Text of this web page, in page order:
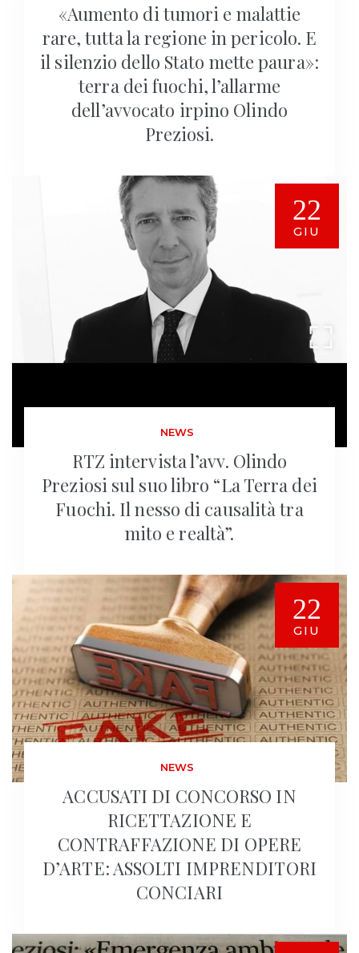
«Aumento di tumori e malattie
rare, tutta la regione in pericolo. E
il silenzio dello Stato mette paura»:
terra dei fuochi, l’allarme
dell’avvocato irpino Olindo
Preziosi.
22
GIU
NEWS
RTZ intervista l’avv. Olindo
Preziosi sul suo libro “La Terra dei
Fuochi. Il nesso di causalità tra
mito e realtà”.
22
GIU
NEWS
ACCUSATI DI CONCORSO IN
RICETTAZIONE E
CONTRAFFAZIONE DI OPERE
D’ARTE: ASSOLTI IMPRENDITORI
CONCIARI